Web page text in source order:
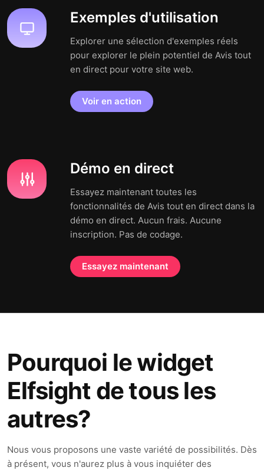
Exemples d'utilisation
Explorer une sélection d'exemples réels
pour explorer le plein potentiel de Avis tout
en direct pour votre site web.
Voir en action
Démo en direct
Essayez maintenant toutes les
fonctionnalités de Avis tout en direct dans la
démo en direct. Aucun frais. Aucune
inscription. Pas de codage.
Essayez maintenant
Pourquoi le widget
Elfsight de tous les
autres?
Nous vous proposons une vaste variété de possibilités. Dès
à présent, vous n'aurez plus à vous inquiéter des